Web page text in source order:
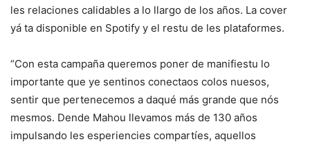
les relaciones calidables a lo llargo de los años. La cover
yá ta disponible en Spotify y el restu de les plataformes.
“Con esta campaña queremos poner de manifiestu lo
importante que ye sentinos conectaos colos nuesos,
sentir que pertenecemos a daqué más grande que nós
mesmos. Dende Mahou llevamos más de 130 años
impulsando les esperiencies compartíes, aquellos